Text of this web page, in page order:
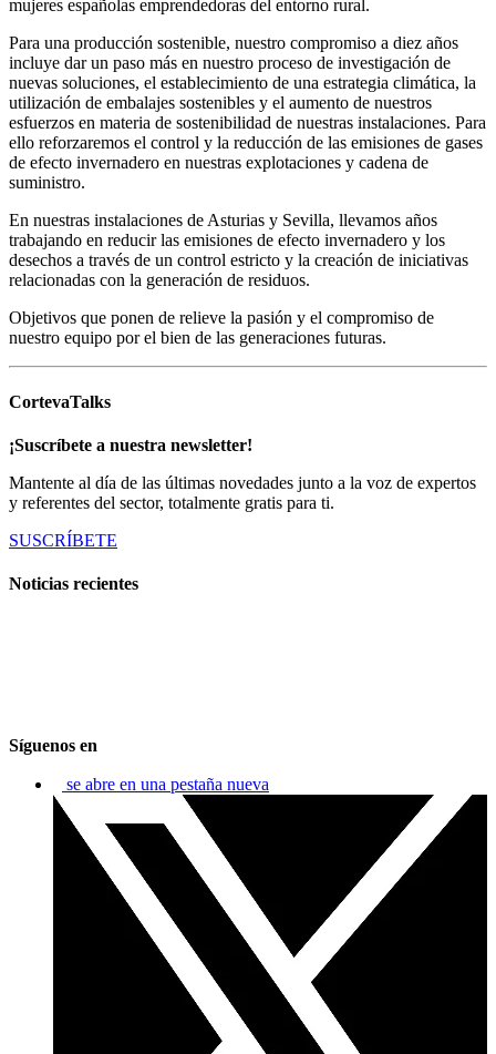
mujeres españolas emprendedoras del entorno rural.
Para una producción sostenible, nuestro compromiso a diez años
incluye dar un paso más en nuestro proceso de investigación de
nuevas soluciones, el establecimiento de una estrategia climática, la
utilización de embalajes sostenibles y el aumento de nuestros
esfuerzos en materia de sostenibilidad de nuestras instalaciones. Para
ello reforzaremos el control y la reducción de las emisiones de gases
de efecto invernadero en nuestras explotaciones y cadena de
suministro.
En nuestras instalaciones de Asturias y Sevilla, llevamos años
trabajando en reducir las emisiones de efecto invernadero y los
desechos a través de un control estricto y la creación de iniciativas
relacionadas con la generación de residuos.
Objetivos que ponen de relieve la pasión y el compromiso de
nuestro equipo por el bien de las generaciones futuras.
CortevaTalks
¡Suscríbete a nuestra newsletter!
Mantente al día de las últimas novedades junto a la voz de expertos
y referentes del sector, totalmente gratis para ti.
SUSCRÍBETE
Noticias recientes
Síguenos en
se abre en una pestaña nueva